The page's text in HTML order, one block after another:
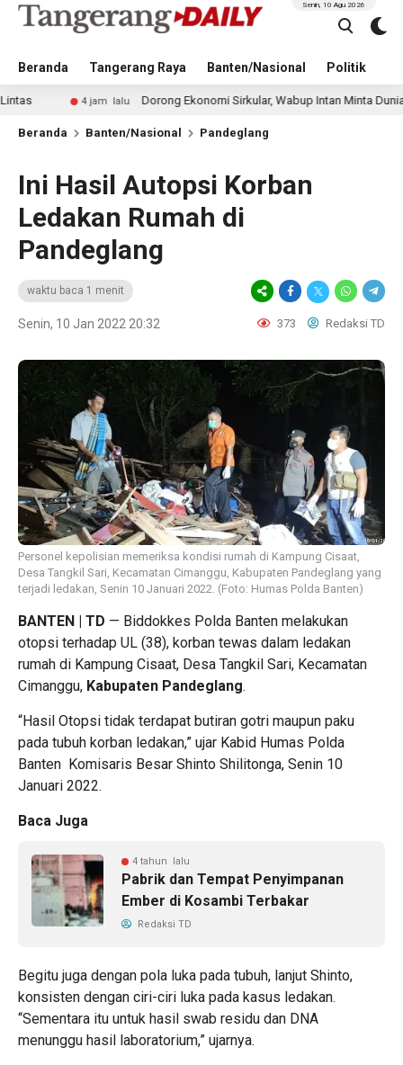
Beranda Tangerang Raya Banten/Nasional Politik
Senin, 10 Agu 2026
4 jam lalu Dorong Ekonomi Sirkular, Wabup Intan Minta Dunia Usaha
Beranda Banten/Nasional Pandeglang
Ini Hasil Autopsi Korban
Ledakan Rumah di
Pandeglang
waktu baca 1 menit
Senin, 10 Jan 2022 20:32 373 Redaksi TD
Personel kepolisian memeriksa kondisi rumah di Kampung Cisaat,
Desa Tangkil Sari, Kecamatan Cimanggu, Kabupaten Pandeglang yang
terjadi ledakan, Senin 10 Januari 2022. (Foto: Humas Polda Banten)
BANTEN | TD — Biddokkes Polda Banten melakukan
otopsi terhadap UL (38), korban tewas dalam ledakan
rumah di Kampung Cisaat, Desa Tangkil Sari, Kecamatan
Cimanggu, Kabupaten Pandeglang.
“Hasil Otopsi tidak terdapat butiran gotri maupun paku
pada tubuh korban ledakan,” ujar Kabid Humas Polda
Banten Komisaris Besar Shinto Shilitonga, Senin 10
Januari 2022.
Baca Juga
4 tahun lalu
Pabrik dan Tempat Penyimpanan
Ember di Kosambi Terbakar
Redaksi TD
Begitu juga dengan pola luka pada tubuh, lanjut Shinto,
konsisten dengan ciri-ciri luka pada kasus ledakan.
“Sementara itu untuk hasil swab residu dan DNA
menunggu hasil laboratorium,” ujarnya.